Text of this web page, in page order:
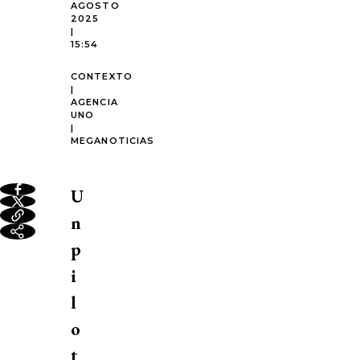
AGOSTO
2025
|
15:54
CONTEXTO
|
AGENCIA
UNO
|
MEGANOTICIAS
U
n
p
i
l
o